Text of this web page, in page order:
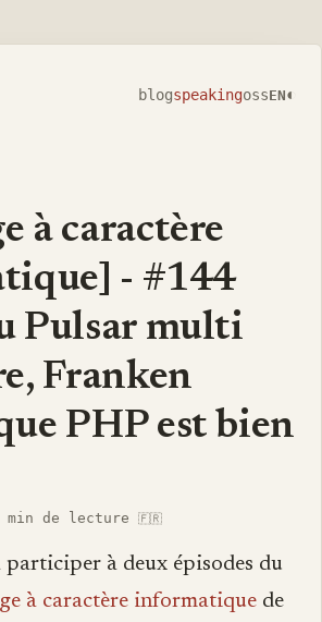
blogspeakingossEN◐
à caractère
- #144
Pulsar multi
Franken
PHP est bien
min de lecture 🇫🇷
participer à deux épisodes du
à caractère informatique de